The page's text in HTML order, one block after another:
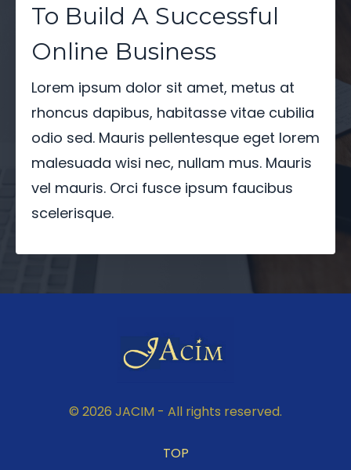
To Build A Successful
Online Business
Lorem ipsum dolor sit amet, metus at
rhoncus dapibus, habitasse vitae cubilia
odio sed. Mauris pellentesque eget lorem
malesuada wisi nec, nullam mus. Mauris
vel mauris. Orci fusce ipsum faucibus
scelerisque.
© 2026 JACIM - All rights reserved.
TOP